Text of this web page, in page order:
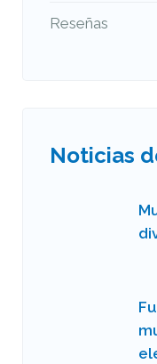
Reseñas
Noticias